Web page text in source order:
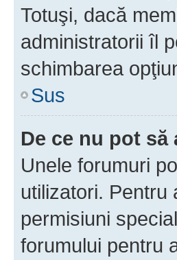
Totuşi, dacă
administratorii îl
schimbarea
Sus
De ce nu pot
Unele forumuri
utilizatori. Pentru
permisiuni
forumului pentru